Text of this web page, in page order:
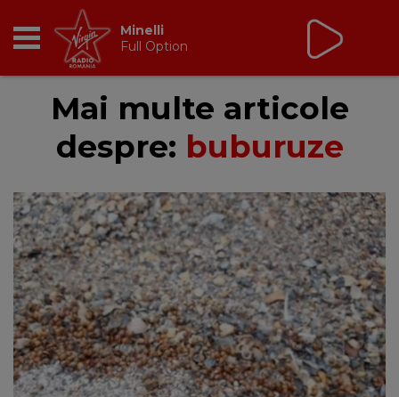
RADIO
BREAKFAST
TIC TALK
CÂȘTIGĂ
HOT 30
DANCEFLOOR CHART
RADIO ACADEMY
Minelli
Full Option
Mai multe articole
despre: buburuze